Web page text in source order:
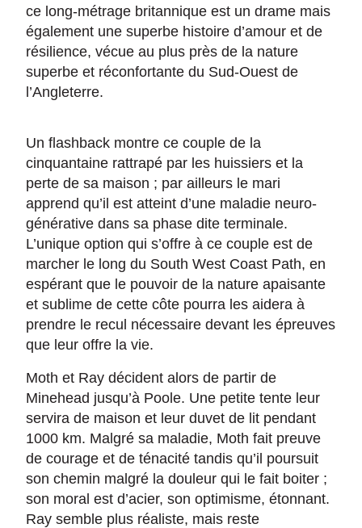
ce long-métrage britannique est un drame mais
également une superbe histoire d’amour et de
résilience, vécue au plus près de la nature
superbe et réconfortante du Sud-Ouest de
l’Angleterre.
Un flashback montre ce couple de la
cinquantaine rattrapé par les huissiers et la
perte de sa maison ; par ailleurs le mari
apprend qu’il est atteint d’une maladie neuro-
générative dans sa phase dite terminale.
L’unique option qui s’offre à ce couple est de
marcher le long du South West Coast Path, en
espérant que le pouvoir de la nature apaisante
et sublime de cette côte pourra les aidera à
prendre le recul nécessaire devant les épreuves
que leur offre la vie.
Moth et Ray décident alors de partir de
Minehead jusqu’à Poole. Une petite tente leur
servira de maison et leur duvet de lit pendant
1000 km. Malgré sa maladie, Moth fait preuve
de courage et de ténacité tandis qu’il poursuit
son chemin malgré la douleur qui le fait boiter ;
son moral est d’acier, son optimisme, étonnant.
Ray semble plus réaliste, mais reste